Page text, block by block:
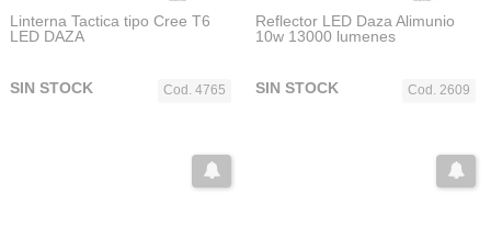
Linterna Tactica tipo Cree T6
LED DAZA
Cod. 4765
SIN STOCK
Reflector LED Daza Alimunio
10w 13000 lumenes
Cod. 2609
SIN STOCK